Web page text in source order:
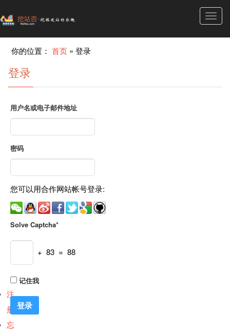
你的位置：首页 »登录
登录
用户名或电子邮件地址
密码
您可以用合作网站帐号登录:
Solve Captcha*
+ 83 = 88
记住我
注
册
忘